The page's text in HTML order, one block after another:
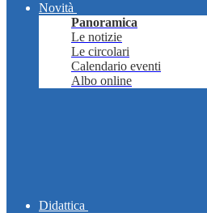
Novità
Panoramica
Le notizie
Le circolari
Calendario eventi
Albo online
Didattica